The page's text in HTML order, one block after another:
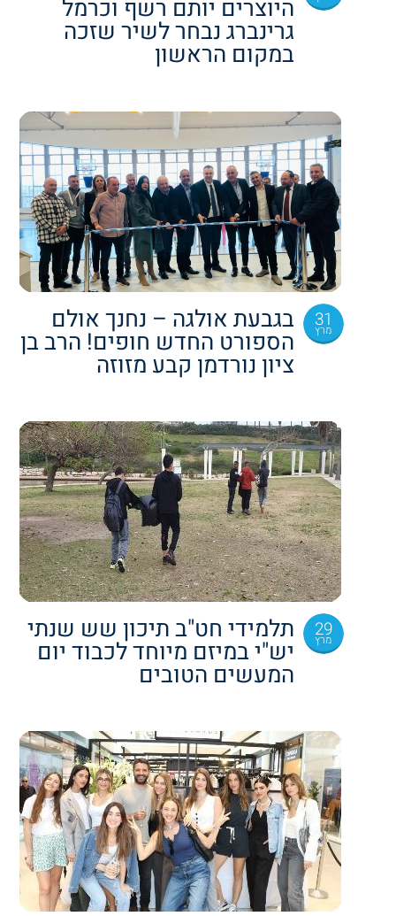
היוצרים יותם רשף וכרמל
גרינברג נבחר לשיר שזכה
במקום הראשון
31
מרץ בגבעת אולגה – נחנך אולם
הספורט החדש חופים! הרב בן
ציון נורדמן קבע מזוזה
29
מרץ תלמידי חט"ב תיכון שש שנתי
יש"י במיזם מיוחד לכבוד יום
המעשים הטובים